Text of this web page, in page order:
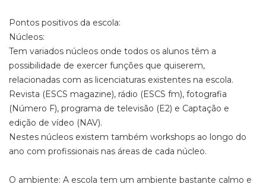
Pontos positivos da escola:
Núcleos:
Tem variados núcleos onde todos os alunos têm a
possibilidade de exercer funções que quiserem,
relacionadas com as licenciaturas existentes na escola.
Revista (ESCS magazine), rádio (ESCS fm), fotografia
(Número F), programa de televisão (E2) e Captação e
edição de vídeo (NAV).
Nestes núcleos existem também workshops ao longo do
ano com profissionais nas áreas de cada núcleo.
O ambiente: A escola tem um ambiente bastante calmo e